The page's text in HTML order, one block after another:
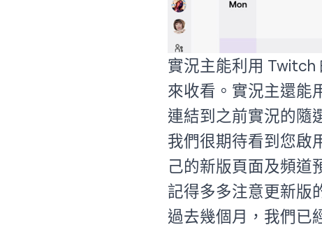
實況主能利用 Twitch
來收看。實況主還能
連結到之前實況的隨
我們很期待看到您啟
己的新版頁面及頻道
記得多多注意更新版
過去幾個月，我們已